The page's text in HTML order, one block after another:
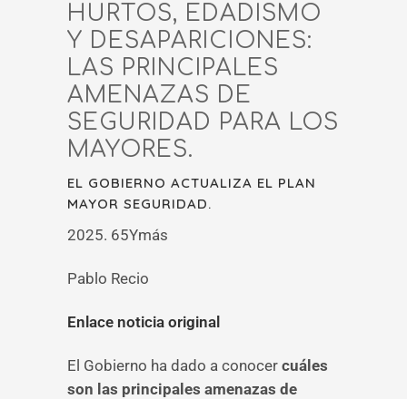
HURTOS, EDADISMO
Y DESAPARICIONES:
LAS PRINCIPALES
AMENAZAS DE
SEGURIDAD PARA LOS
MAYORES.
EL GOBIERNO ACTUALIZA EL PLAN
MAYOR SEGURIDAD.
2025. 65Ymás
Pablo Recio
Enlace noticia original
El Gobierno ha dado a conocer cuáles
son las principales amenazas de